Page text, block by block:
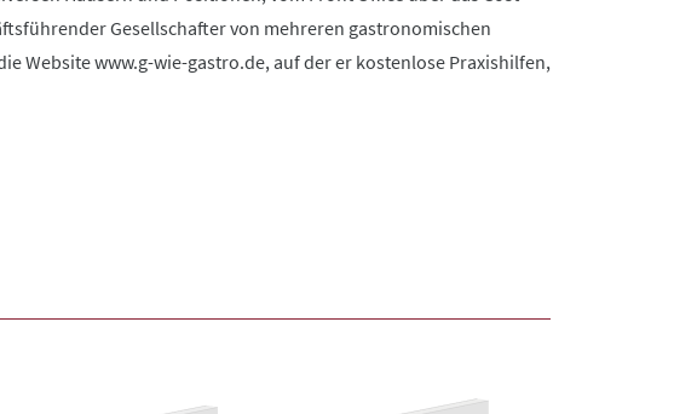
Gesellschafter von mehreren gastronomischen
Website www.g-wie-gastro.de, auf der er kostenlose Praxishilfen,